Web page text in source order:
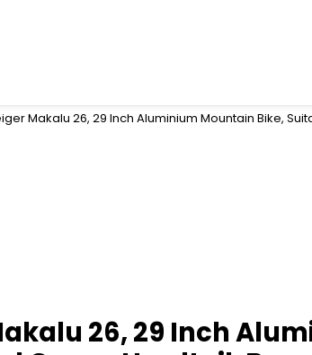
Makalu 26, 29 Inch Aluminium Mountain Bike,
26, 29 Inch